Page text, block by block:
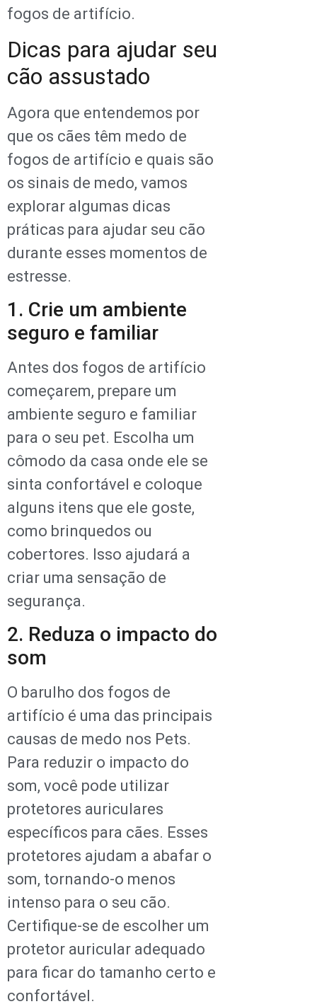
fogos de artifício.
Dicas para ajudar seu
cão assustado
Agora que entendemos por
que os cães têm medo de
fogos de artifício e quais são
os sinais de medo, vamos
explorar algumas dicas
práticas para ajudar seu cão
durante esses momentos de
estresse.
1. Crie um ambiente
seguro e familiar
Antes dos fogos de artifício
começarem, prepare um
ambiente seguro e familiar
para o seu pet. Escolha um
cômodo da casa onde ele se
sinta confortável e coloque
alguns itens que ele goste,
como brinquedos ou
cobertores. Isso ajudará a
criar uma sensação de
segurança.
2. Reduza o impacto do
som
O barulho dos fogos de
artifício é uma das principais
causas de medo nos Pets.
Para reduzir o impacto do
som, você pode utilizar
protetores auriculares
específicos para cães. Esses
protetores ajudam a abafar o
som, tornando-o menos
intenso para o seu cão.
Certifique-se de escolher um
protetor auricular adequado
para ficar do tamanho certo e
confortável.